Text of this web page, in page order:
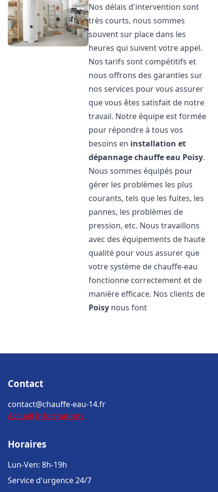
Nos délais d'intervention sont
très courts, nous sommes
souvent sur place dans les
heures qui suivent votre appel.
Nos tarifs sont compétitifs et
nous offrons des garanties sur
nos services pour vous assurer
que vous êtes satisfait de notre
travail. Notre équipe est formée
pour répondre à tous vos
besoins en installation et
dépannage chauffe eau Poisy.
Nous sommes équipés pour
gérer les problèmes les plus
courants, tels que les fuites, les
pannes, les problèmes de
pression, etc. Nous travaillons
avec des équipements de haute
qualité pour vous assurer que
votre système de chauffe-eau
fonctionne correctement et de
manière efficace. Nos clients de
Poisy nous font
Contact
contact@chauffe-eau-14.fr
Accueil Informations
Horaires
Lun-Ven: 8h-19h
Service d'urgence 24/7